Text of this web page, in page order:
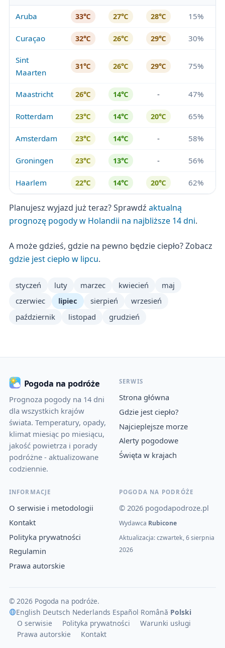
Aruba 33℃ 27℃ 28℃ 15%
Curaçao 32℃ 26℃ 29℃ 30%
Sint
Maarten
31℃ 26℃ 29℃ 75%
Maastricht 26℃ 14℃ - 47%
Rotterdam 23℃ 14℃ 20℃ 65%
Amsterdam 23℃ 14℃ - 58%
Groningen 23℃ 13℃ - 56%
Haarlem 22℃ 14℃ 20℃ 62%
Planujesz wyjazd już teraz? Sprawdź aktualną
prognozę pogody w Holandii na najbliższe 14 dni.
A może gdzieś, gdzie na pewno będzie ciepło? Zobacz
gdzie jest ciepło w lipcu.
styczeń luty marzec kwiecień
maj
czerwiec
lipiec sierpień
wrzesień
październik
listopad grudzień
Pogoda na podróże
Prognoza pogody na 14 dni
dla wszystkich krajów
świata. Temperatury, opady,
klimat miesiąc po miesiącu,
jakość powietrza i porady
podróżne - aktualizowane
codziennie.
SERWIS
Strona główna
Gdzie jest ciepło?
Najcieplejsze morze
Alerty pogodowe
Święta w krajach
INFORMACJE
O serwisie i metodologii
Kontakt
Polityka prywatności
Regulamin
Prawa autorskie
POGODA NA PODRÓŻE
© 2026 pogodapodroze.pl
Wydawca Rubicone
Aktualizacja: czwartek, 6 sierpnia
2026
© 2026 Pogoda na podróże.
English Deutsch Nederlands Español Română Polski
O serwisie
Polityka prywatności
Warunki usługi
Prawa autorskie
Kontakt